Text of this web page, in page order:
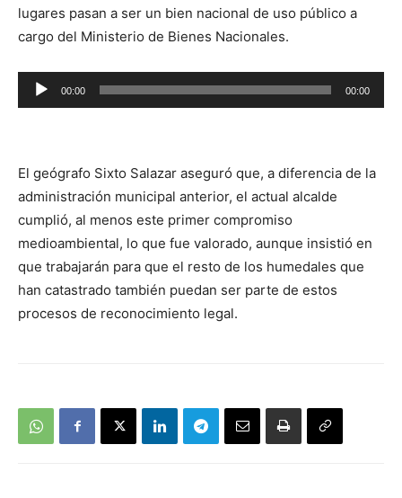
lugares pasan a ser un bien nacional de uso público a
cargo del Ministerio de Bienes Nacionales.
Reproductor
de
00:00 00:00
El geógrafo Sixto Salazar aseguró que, a diferencia de la
administración municipal anterior, el actual alcalde
cumplió, al menos este primer compromiso
medioambiental, lo que fue valorado, aunque insistió en
que trabajarán para que el resto de los humedales que
han catastrado también puedan ser parte de estos
procesos de reconocimiento legal.